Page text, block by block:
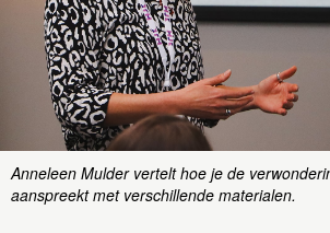
Anneleen Mulder vertelt hoe je de
aanspreekt met verschillende materialen.